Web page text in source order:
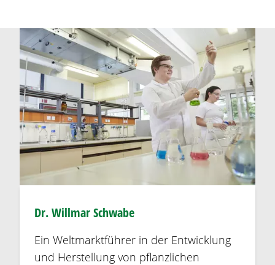
Dr. Willmar Schwabe
Ein Weltmarktführer in der Entwicklung
und Herstellung von pflanzlichen